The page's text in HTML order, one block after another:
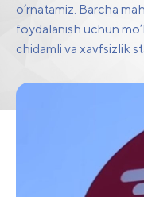
o’rnatamiz. Barcha
foydalanish uchun
chidamli va xavfsizlik